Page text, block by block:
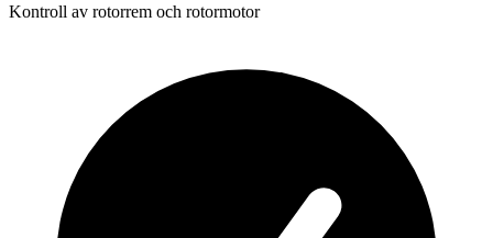
Kontroll av rotorrem och rotormotor